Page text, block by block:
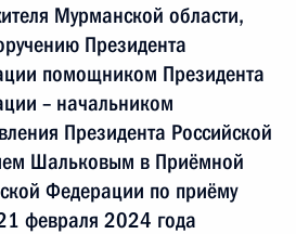
Мурманской области,
Президента
помощником Президента
– начальником
Президента Российской
Шальковым в Приёмной
Федерации по приёму
февраля 2024 года